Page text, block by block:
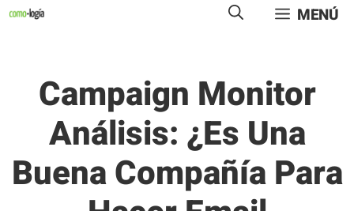
Saltar
MENÚ
Campaign Monitor
Análisis: ¿es Una
Buena Compañía Para